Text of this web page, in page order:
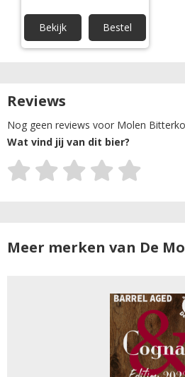
Bekijk Bestel
Reviews
Nog geen reviews voor Molen
Wat vind jij van dit bier?
Meer merken van De